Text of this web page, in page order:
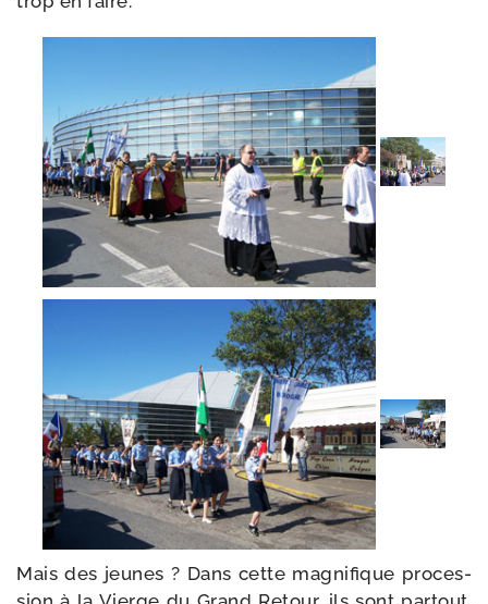
Mais des jeunes ? Dans cette magni­fique pro­ces­